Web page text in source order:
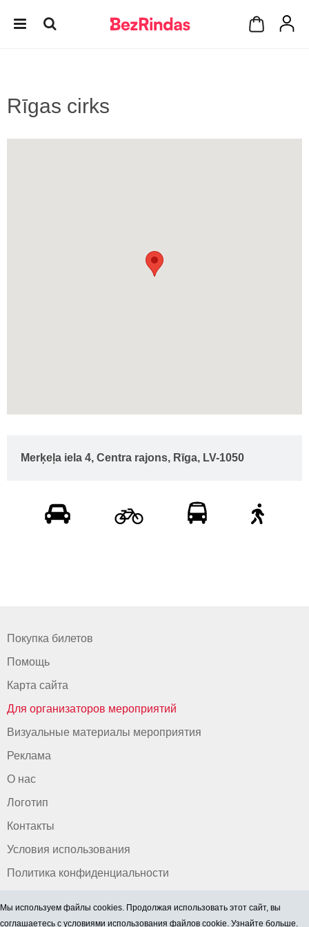
Rīgas cirks
Merķeļa iela 4, Centra rajons, Rīga, LV-1050
Покупка билетов
Помощь
Карта сайта
Для организаторов мероприятий
Визуальные материалы мероприятия
Реклама
О нас
Логотип
Контакты
Условия использования
Политика конфиденциальности
Мы используем файлы cookies. Продолжая использовать этот сайт, вы
соглашаетесь с условиями использования файлов cookie. Узнайте больше.